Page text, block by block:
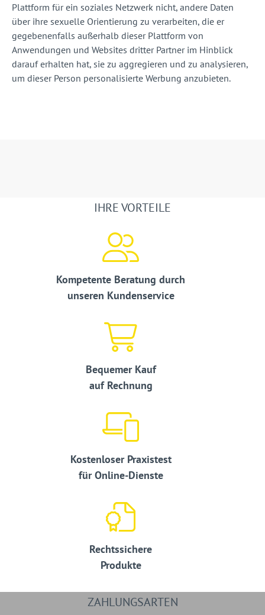
Plattform für ein soziales Netzwerk nicht, andere Daten
über ihre sexuelle Orientierung zu verarbeiten, die er
gegebenenfalls außerhalb dieser Plattform von
Anwendungen und Websites dritter Partner im Hinblick
darauf erhalten hat, sie zu aggregieren und zu analysieren,
um dieser Person personalisierte Werbung anzubieten.
IHRE VORTEILE
Kompetente Beratung durch
unseren Kundenservice
Bequemer Kauf
auf Rechnung
Kostenloser Praxistest
für Online-Dienste
Rechtssichere
Produkte
ZAHLUNGSARTEN